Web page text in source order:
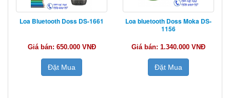
Loa Bluetooth Doss DS-1661
Giá bán: 650.000 VNĐ
Đặt Mua
Loa bluetooth Doss Moka DS-
1156
Giá bán: 1.340.000 VNĐ
Đặt Mua